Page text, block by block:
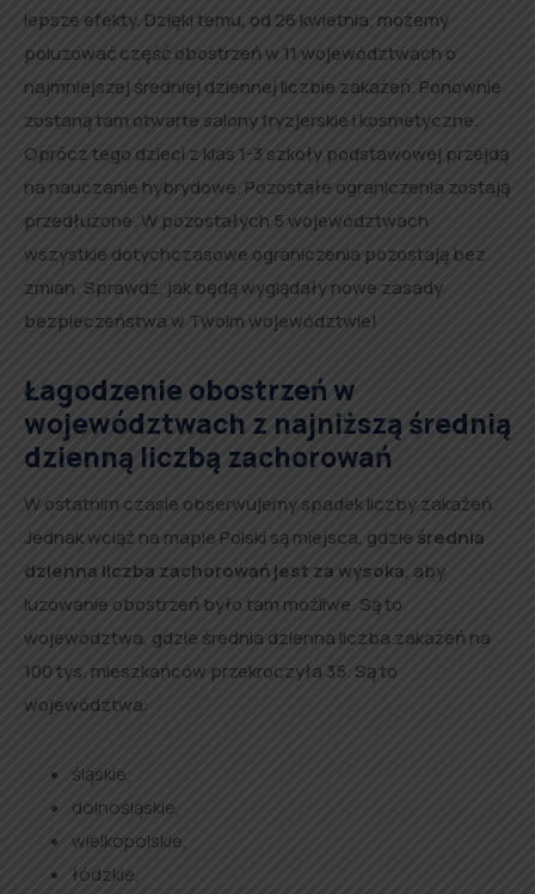
lepsze efekty. Dzięki temu, od 26 kwietnia, możemy
poluzować część obostrzeń w 11 województwach o
najmniejszej średniej dziennej liczbie zakażeń. Ponownie
zostaną tam otwarte salony fryzjerskie i kosmetyczne.
Oprócz tego dzieci z klas 1-3 szkoły podstawowej przejdą
na nauczanie hybrydowe. Pozostałe ograniczenia zostają
przedłużone. W pozostałych 5 województwach
wszystkie dotychczasowe ograniczenia pozostają bez
zmian. Sprawdź, jak będą wyglądały nowe zasady
bezpieczeństwa w Twoim województwie!
Łagodzenie obostrzeń w
województwach z najniższą średnią
dzienną liczbą zachorowań
W ostatnim czasie obserwujemy spadek liczby zakażeń.
Jednak wciąż na mapie Polski są miejsca, gdzie średnia
dzienna liczba zachorowań jest za wysoka, aby
luzowanie obostrzeń było tam możliwe. Są to
województwa, gdzie średnia dzienna liczba zakażeń na
100 tys. mieszkańców przekroczyła 35. Są to
województwa:
śląskie,
dolnośląskie,
wielkopolskie,
łódzkie,